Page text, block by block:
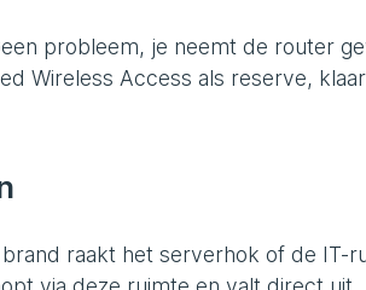
probleem, je neemt de router
Wireless Access als reserve,
raakt het serverhok of de IT-